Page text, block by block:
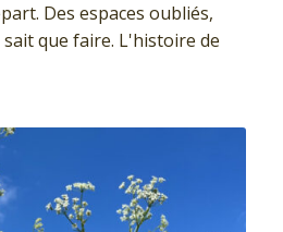
Des espaces oubliés,
que faire. L'histoire de